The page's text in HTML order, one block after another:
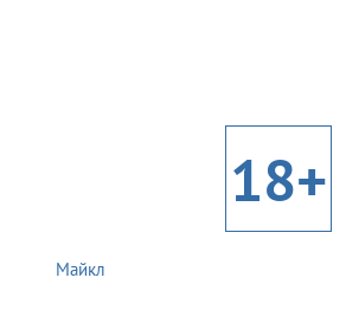
18+
Майкл